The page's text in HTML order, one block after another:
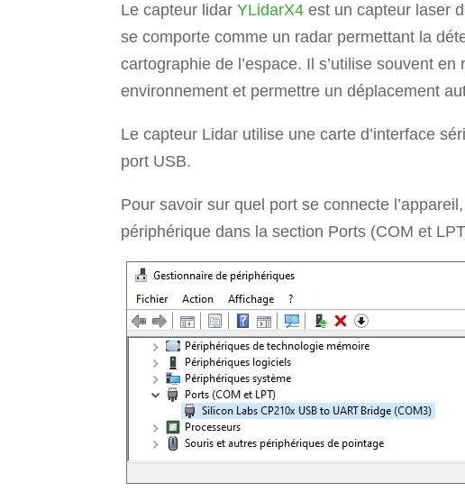
Le capteur lidarYLidarX4 est un capteur laser
se comporte comme un radar permettant la
cartographie de l’espace. Il s’utilise souvent
environnement et permettre un déplacement
Le capteur Lidar utilise une carte d’interface
port USB.
Pour savoir sur quel port se connecte
périphérique dans la section Ports (COM et